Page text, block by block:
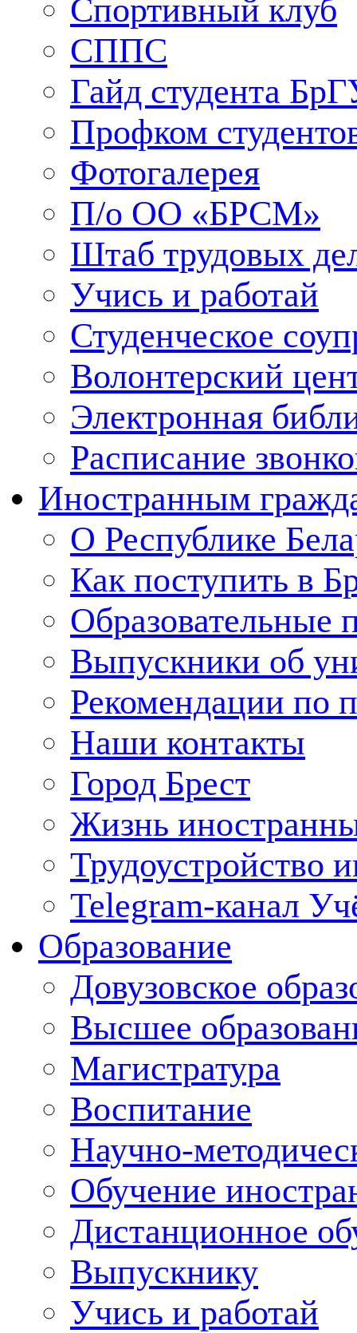
Спортивный клуб
СППС
Гайд студента
Профком
Фотогалерея
П/о ОО «БРСМ»
Штаб трудовых
Учись и работай
Студенческое
Волонтерский
Электронная
Расписание
Иностранным
О Республике
Как поступить в
Образовательные
Выпускники об
Рекомендации по
Наши контакты
Город Брест
Жизнь
Трудоустройство
Telegram-канал
Образование
Довузовское
Высшее
Магистратура
Воспитание
Научно-
Обучение
Дистанционное
Выпускнику
Учись и работай